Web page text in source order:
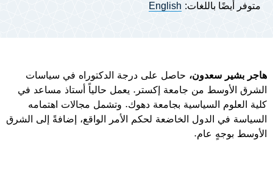
متوفر أيضًا باللغات: English
هاجر بشير سعدون، حاصل على درجة الدكتوراه في سياسات
الشرق الأوسط من جامعة إكستر. يعمل حالياً أستاذ مساعد في
كلية العلوم السياسية بجامعة دهوك. وتشمل مجالات اهتمامه
السياسة في الدول الخاضعة لحكم الأمر الواقع، إضافةً إلى الشرق
الأوسط بوجهٍ عام.